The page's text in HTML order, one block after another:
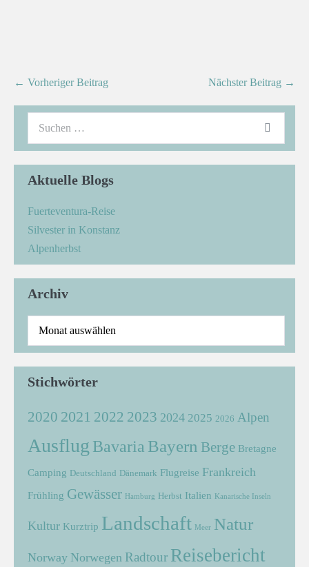
← Vorheriger Beitrag Nächster Beitrag →
Aktuelle Blogs
Fuerteventura-Reise
Silvester in Konstanz
Alpenherbst
Archiv
Stichwörter
2020 2021 2022 2023 2024 2025 2026 Alpen
Ausflug Bavaria Bayern Berge Bretagne
Camping Deutschland Dänemark Flugreise Frankreich
Frühling Gewässer Hamburg Herbst Italien Kanarische Inseln
Kultur Kurztrip Landschaft Meer Natur
Norway Norwegen Radtour Reisebericht